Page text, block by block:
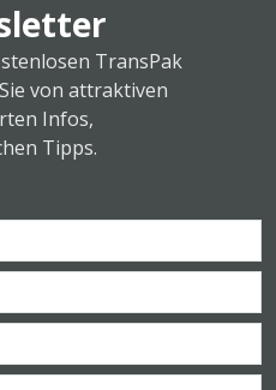
TransPak
von attraktiven
Infos,
Tipps.